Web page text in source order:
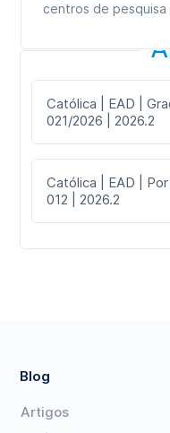
centros de pesquisa
Católica | EAD |
021/2026 | 2026.2
Católica | EAD |
012 | 2026.2
Blog
Artigos